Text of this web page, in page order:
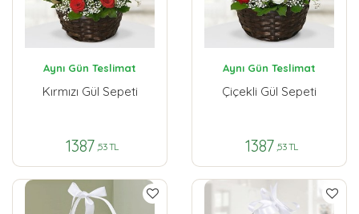
Aynı Gün Teslimat
Kırmızı Gül Sepeti
1387 ,53 TL
Aynı Gün Teslimat
Çiçekli Gül Sepeti
1387 ,53 TL